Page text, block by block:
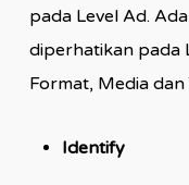
pada Level Ad.
diperhatikan pada
Format, Media dan
Identify